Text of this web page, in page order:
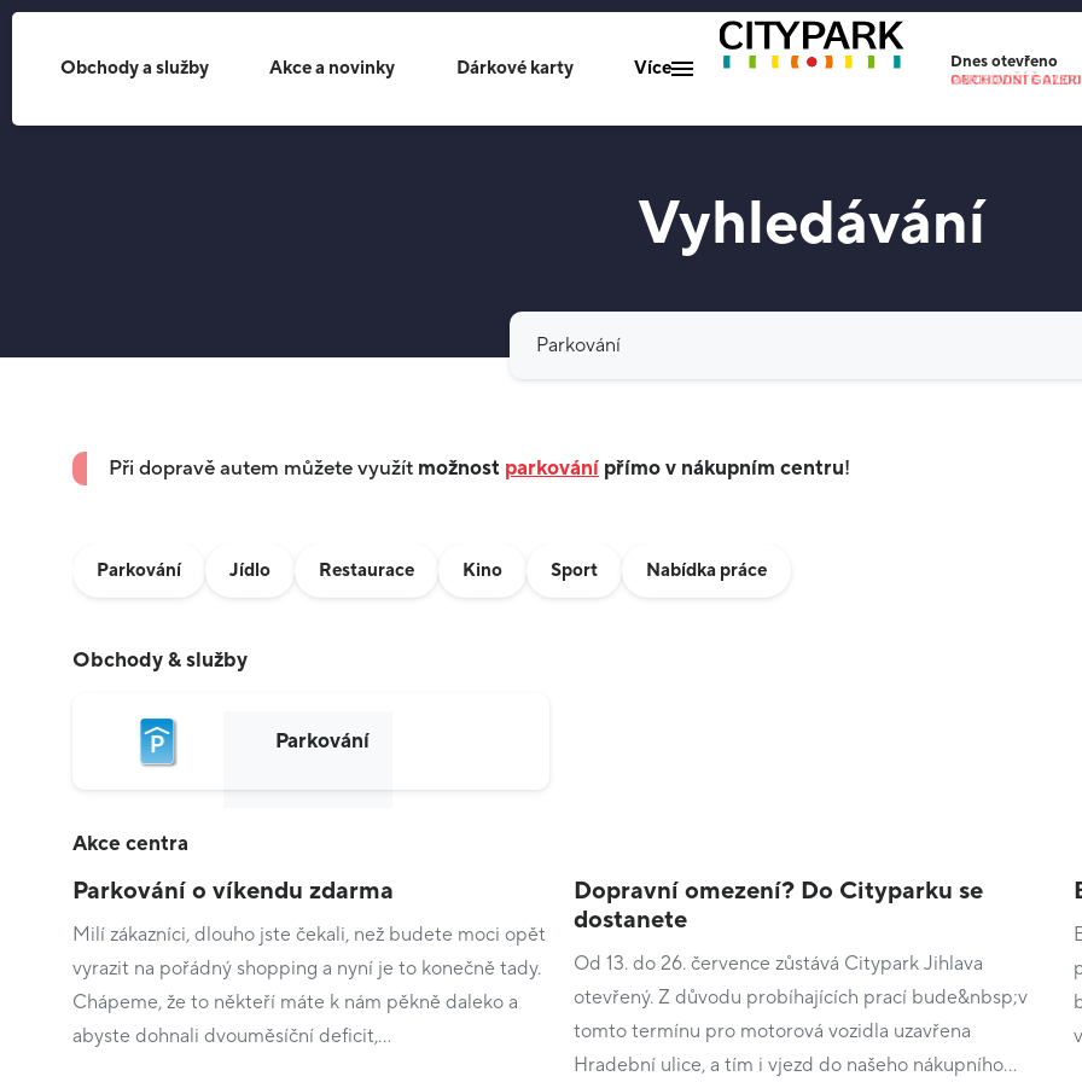
Obchody a služby Akce a novinky Dárkové karty Více
Gastro nabídka
Kontakty
Dnesotevřeno
OBCHODNÍ
PARKOVIŠTĚ
Vyhledávání
Při dopravě autem můžete využít možnost parkování přímo v nákupním centru!
Parkování Jídlo Restaurace Kino Sport Nabídka práce
Obchody & služby
Parkování
Akce centra
Parkování o víkendu zdarma
Milí zákazníci, dlouho jste čekali, než budete moci opět
vyrazit na pořádný shopping a nyní je to konečně tady.
Chápeme, že to někteří máte k nám pěkně daleko a
abyste dohnali dvouměsíční deficit,…
Dopravní omezení? Do Cityparku se
dostanete
Od 13. do 26. července zůstává Citypark Jihlava
otevřený. Z důvodu probíhajících prací bude&nbsp;v
tomto termínu pro motorová vozidla uzavřena
Hradební ulice, a tím i vjezd do našeho nákupního…